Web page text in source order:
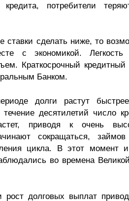
кредита, потребители
ставки сделать ниже, то
с экономикой. Легкость
Краткосрочный
Банком.
долги растут
десятилетий число
приводя к очень
сокращаться,
цикла. В этот момент и
во времена
рост долговых выплат